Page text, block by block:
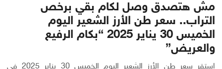
مش هتصدق وصل لكام بقي برخص
التراب.. سعر طن الأرز الشعير اليوم
الخميس 30 يناير 2025 “بكام الرفيع
والعريض”
استقر سعر طن الأرز الشعير اليوم الخميس 30 يناير 2025 في